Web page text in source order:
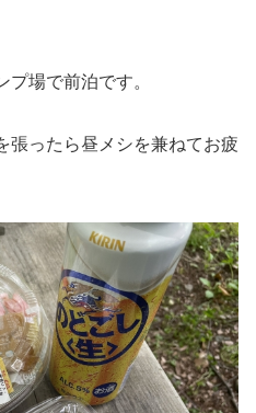
場で前泊です。
張ったら昼メシを兼ねてお疲